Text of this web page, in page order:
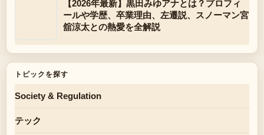
【2026年最新】黒田みゆアナとは？プロフィ
ールや学歴、卒業理由、左遷説、スノーマン宮
舘涼太との熱愛を全解説
トピックを探す
Society & Regulation
テック